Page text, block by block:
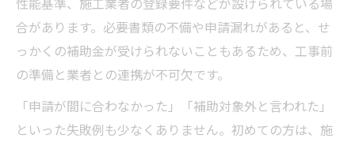
合があります。必要書類の不備や申請漏れがあると、せ
っかくの補助金が受けられないこともあるため、工事前
の準備と業者との連携が不可欠です。
「申請が間に合わなかった」「補助対象外と言われた」
といった失敗例も少なくありません。初めての方は、施